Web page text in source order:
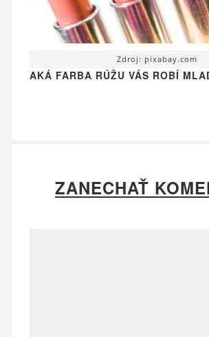
Zdroj: pixabay.com
AKÁ FARBA RÚŽU VÁS ROBÍ
ZANECHAŤ